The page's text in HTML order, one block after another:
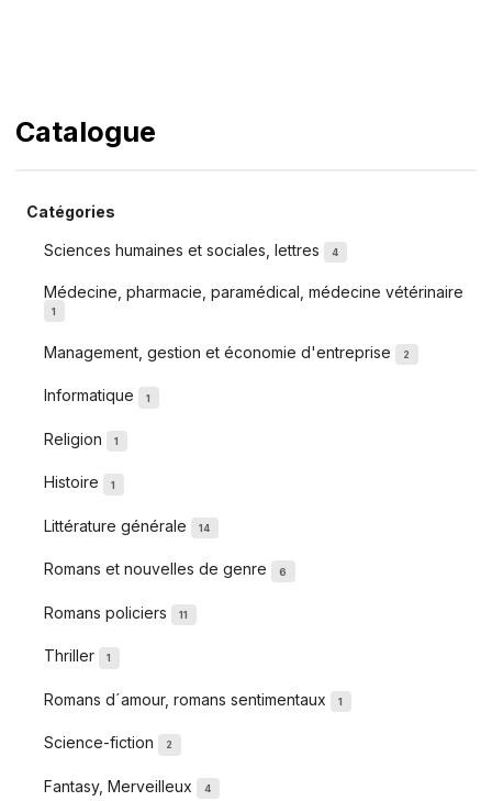
Catalogue
Catégories
Sciences humaines et sociales, lettres 4
Médecine, pharmacie, paramédical, médecine vétérinaire
1
Management, gestion et économie d'entreprise 2
Informatique 1
Religion 1
Histoire 1
Littérature générale 14
Romans et nouvelles de genre 6
Romans policiers 11
Thriller 1
Romans d´amour, romans sentimentaux 1
Science-fiction 2
Fantasy, Merveilleux 4